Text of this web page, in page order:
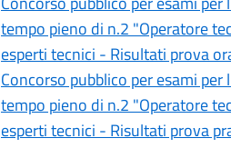
tempo pieno di n.2 "Operatore
esperti tecnici - Risultati prova
Concorso pubblico per esami
tempo pieno di n.2 "Operatore
esperti tecnici - Risultati prova